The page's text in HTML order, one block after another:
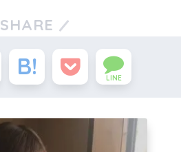
SHARE
LINE